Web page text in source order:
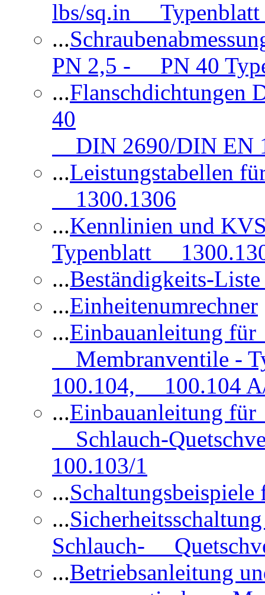
lbs/sq.in Typenblatt
...
PN 2,5 - PN 40
...
40
DIN 2690/DIN EN
...Leistungstabellen
1300.1306
...Kennlinien und
Typenblatt
...Beständigkeits-
...Einheitenumrechner
...Einbauanleitung
Membranventile -
100.104, 100.104
...Einbauanleitung
Schlauch-
100.103/1
...
...
Schlauch-
...Betriebsanleitung